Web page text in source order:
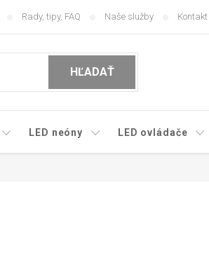
Rady, tipy, FAQ Naše služby Kontakt
HĽADAŤ
LED neóny LED ovládače